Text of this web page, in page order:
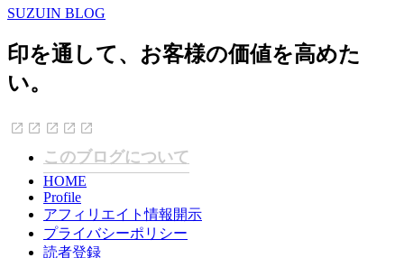
SUZUIN BLOG
印を通して、お客様の価値を高めた
い。
このブログについて
HOME
Profile
アフィリエイト情報開示
プライバシーポリシー
読者登録